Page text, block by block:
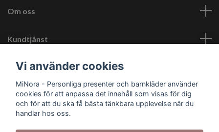
Om oss
Kundtjänst
Läs mer
Sociala medier
Vi använder cookies
MiNora - Personliga presenter och barnkläder använder
cookies för att anpassa det innehåll som visas för dig
och för att du ska få bästa tänkbara upplevelse när du
handlar hos oss.